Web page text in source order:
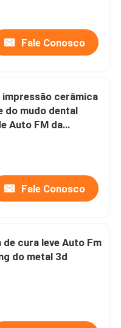
Fale Conosco
impressão cerâmica
do mudo dental
Auto FM da
metal 3D
Fale Conosco
cura leve Auto Fm
do metal 3d